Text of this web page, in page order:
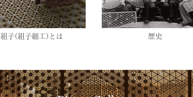
組子(組子細工)とは 歴史